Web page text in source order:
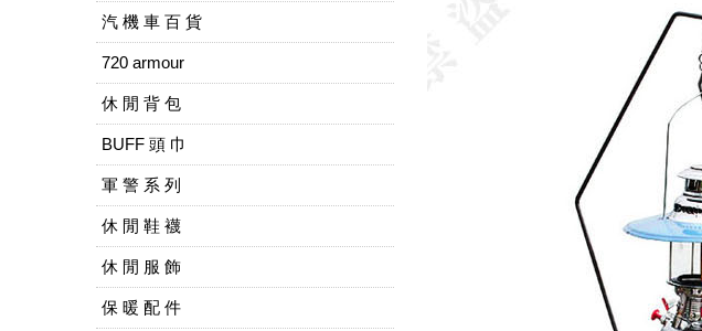
汽 機 車 百 貨
720 armour
休 閒 背 包
BUFF 頭 巾
軍 警 系 列
休 閒 鞋 襪
休 閒 服 飾
保 暖 配 件